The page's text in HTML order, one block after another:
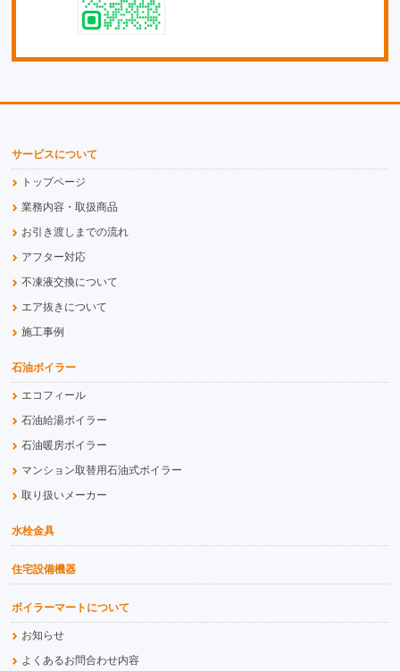
サービスについて
トップページ
業務内容・取扱商品
お引き渡しまでの流れ
アフター対応
不凍液交換について
エア抜きについて
施工事例
石油ボイラー
エコフィール
石油給湯ボイラー
石油暖房ボイラー
マンション取替用石油式ボイラー
取り扱いメーカー
水栓金具
住宅設備機器
ボイラーマートについて
お知らせ
よくあるお問合わせ内容